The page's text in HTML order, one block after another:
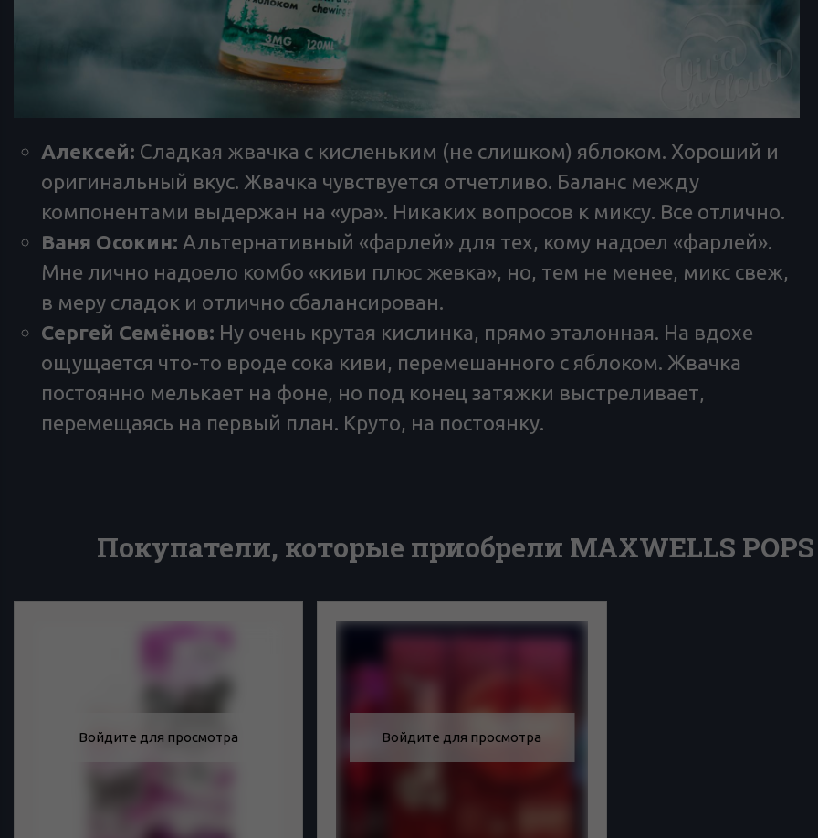
Алексей: Сладкая жвачка с кисленьким (не слишком) яблоком. Хороший и
оригинальный вкус. Жвачка чувствуется отчетливо. Баланс между
компонентами выдержан на «ура». Никаких вопросов к миксу. Все отлично.
Ваня Осокин: Альтернативный «фарлей» для тех, кому надоел «фарлей».
Мне лично надоело комбо «киви плюс жевка», но, тем не менее, микс свеж,
в меру сладок и отлично сбалансирован.
Сергей Семёнов: Ну очень крутая кислинка, прямо эталонная. На вдохе
ощущается что-то вроде сока киви, перемешанного с яблоком. Жвачка
постоянно мелькает на фоне, но под конец затяжки выстреливает,
перемещаясь на первый план. Круто, на постоянку.
Покупатели, которые приобрели MAXWELLS
Войдите для просмотра Войдите для просмотра